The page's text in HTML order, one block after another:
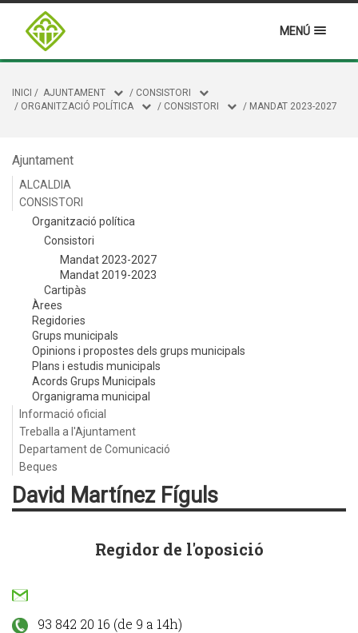
MENÚ
INICI / AJUNTAMENT / CONSISTORI
/ ORGANITZACIÓ POLÍTICA / CONSISTORI / MANDAT 2023-2027
Ajuntament
ALCALDIA
CONSISTORI
Organització política
Consistori
Mandat 2023-2027
Mandat 2019-2023
Cartipàs
Àrees
Regidories
Grups municipals
Opinions i propostes dels grups municipals
Plans i estudis municipals
Acords Grups Municipals
Organigrama municipal
Informació oficial
Treballa a l'Ajuntament
Departament de Comunicació
Beques
David Martínez Fíguls
Regidor de l'oposició
93 842 20 16 (de 9 a 14h)